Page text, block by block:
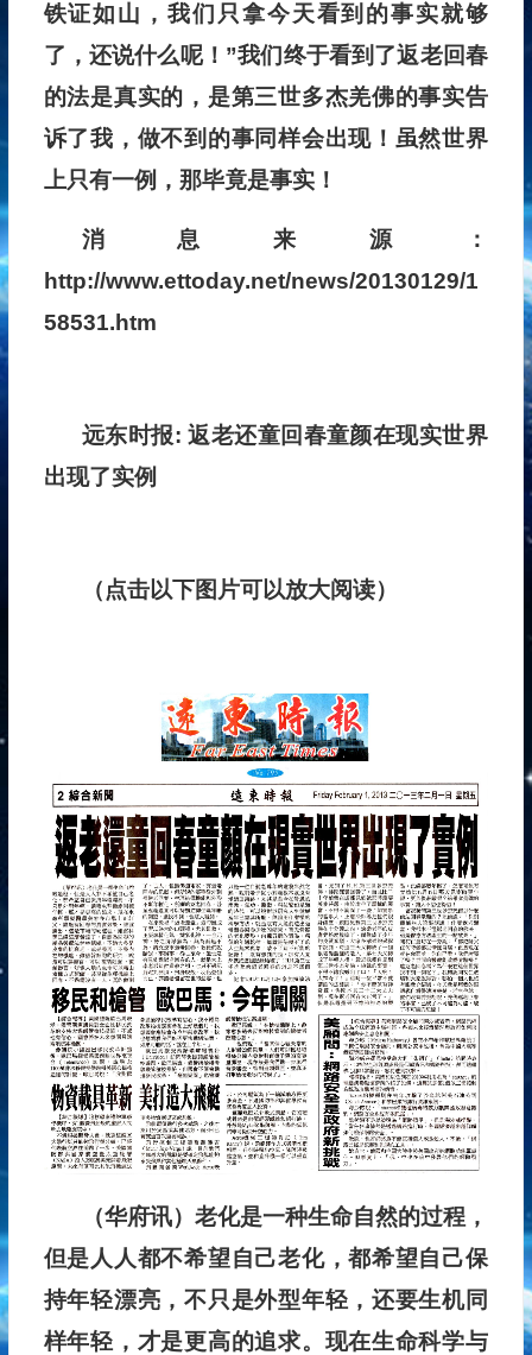
铁证如山，我们只拿今天看到的事实就够
了，还说什么呢！”我们终于看到了返老回春
的法是真实的，是第三世多杰羌佛的事实告
诉了我，做不到的事同样会出现！虽然世界
上只有一例，那毕竟是事实！
消息来源：
http://www.ettoday.net/news/20130129/1
58531.htm
远东时报: 返老还童回春童颜在现实世界
出现了实例
（点击以下图片可以放大阅读）
（华府讯）老化是一种生命自然的过程，
但是人人都不希望自己老化，都希望自己保
持年轻漂亮，不只是外型年轻，还要生机同
样年轻，才是更高的追求。现在生命科学与